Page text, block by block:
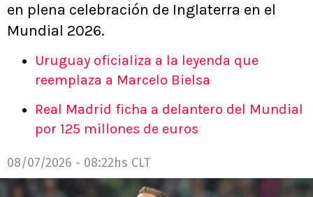
en plena celebración de Inglaterra en el
Mundial 2026.
Uruguay oficializa a la leyenda que
reemplaza a Marcelo Bielsa
Real Madrid ficha a delantero del Mundial
por 125 millones de euros
08/07/2026 - 08:22hs CLT